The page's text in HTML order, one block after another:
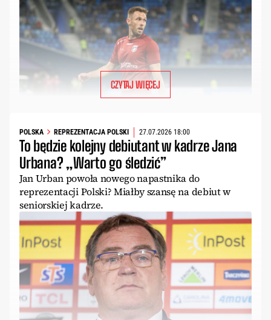
CZYTAJ WIĘCEJ
POLSKA REPREZENTACJA POLSKI 27.07.2026 18:00
To będzie kolejny debiutant w kadrze Jana
Urbana? „Warto go śledzić”
Jan Urban powoła nowego napastnika do
reprezentacji Polski? Miałby szansę na debiut w
seniorskiej kadrze.